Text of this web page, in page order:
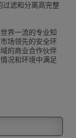
过滤和分离高完整
界一流的专业知
场领先的安全环
的商业合作伙伴
况和环境中满足